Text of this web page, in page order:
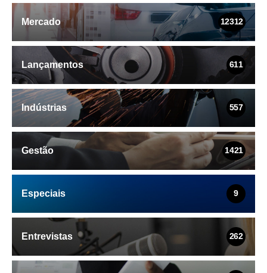
Mercado 12312
Lançamentos 611
Indústrias 557
Gestão 1421
Especiais 9
Entrevistas 262